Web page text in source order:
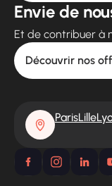
Envie de
Et de contribuer à
Découvrir nos
ParisLille